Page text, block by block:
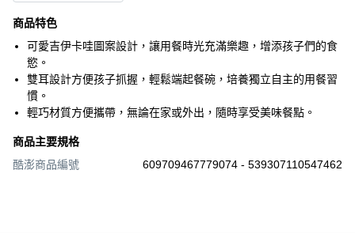
商品特色
可愛吉伊卡哇圖案設計，讓用餐時光充滿樂趣，增添孩子們的食
慾。
雙耳設計方便孩子抓握，輕鬆端起餐碗，培養獨立自主的用餐習
慣。
輕巧材質方便攜帶，無論在家或外出，隨時享受美味餐點。
商品主要規格
酷澎商品編號
609709467779074 - 539307110547462